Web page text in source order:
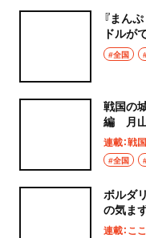
『まん
ドルが
歩】
#全国
戦国の
編 月
連載：戦
#全国
ボルダ
の気ま
連載：こ